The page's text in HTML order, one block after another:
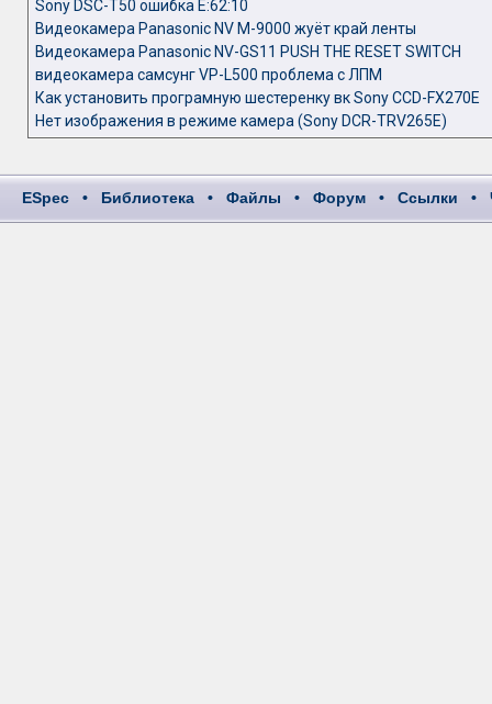
Sony DSC-T50 ошибка E:62:10
Видеокамера Panasonic NV M-9000 жуёт край ленты
Видеокамера Panasonic NV-GS11 PUSH THE RESET SWITCH
видеокамера самсунг VP-L500 проблема с ЛПМ
Как установить програмную шестеренку вк Sony CCD-FX270E
Нет изображения в режиме камера (Sony DCR-TRV265E)
ESpec • Библиотека • Файлы • Форум • Ссылки •